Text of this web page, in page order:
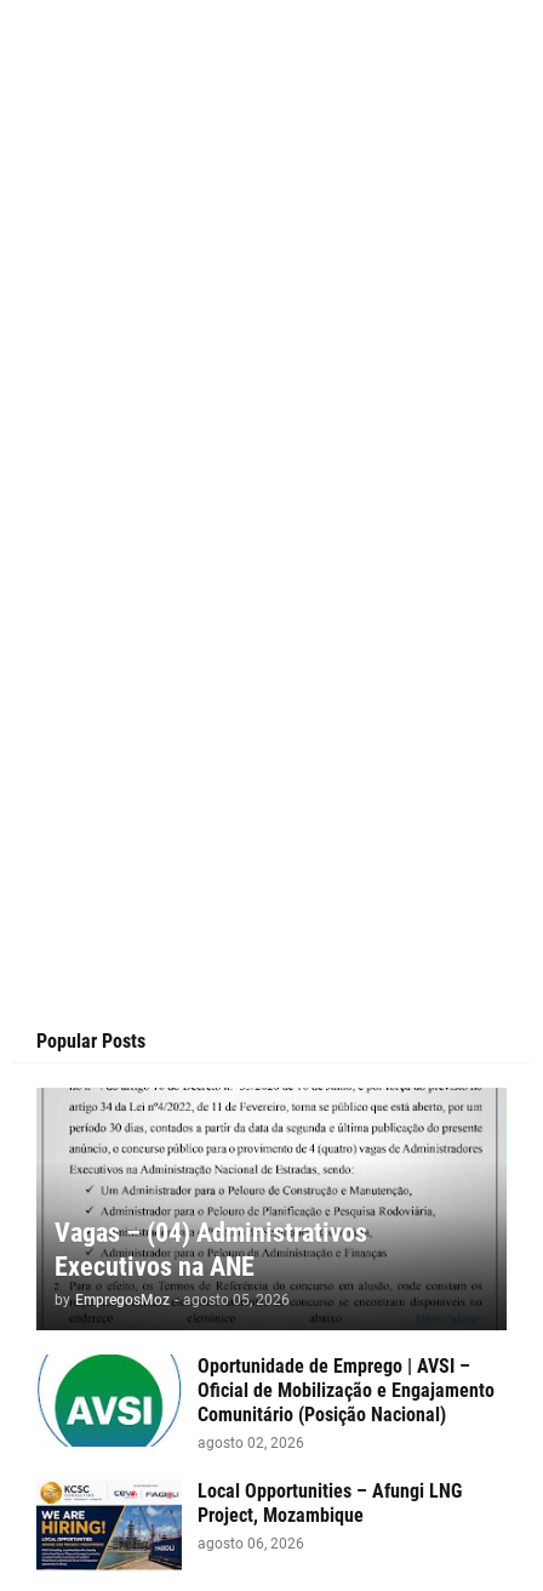
Popular Posts
Vagas – (04) Administrativos
Executivos na ANE
by EmpregosMoz - agosto 05, 2026
Oportunidade de Emprego | AVSI –
Oficial de Mobilização e Engajamento
Comunitário (Posição Nacional)
agosto 02, 2026
Local Opportunities – Afungi LNG
Project, Mozambique
agosto 06, 2026